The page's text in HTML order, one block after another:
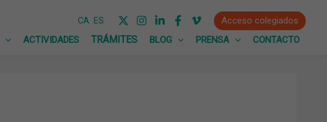
CA ES
Acceso colegiados
ACTIVIDADES BLOG PRENSA CONTACTO